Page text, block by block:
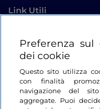
Link Utili
Login
Restiamo in contatto
Preferenza sul
dei cookie
Questo sito utilizza
con finalità
navigazione del
aggregate. Puoi